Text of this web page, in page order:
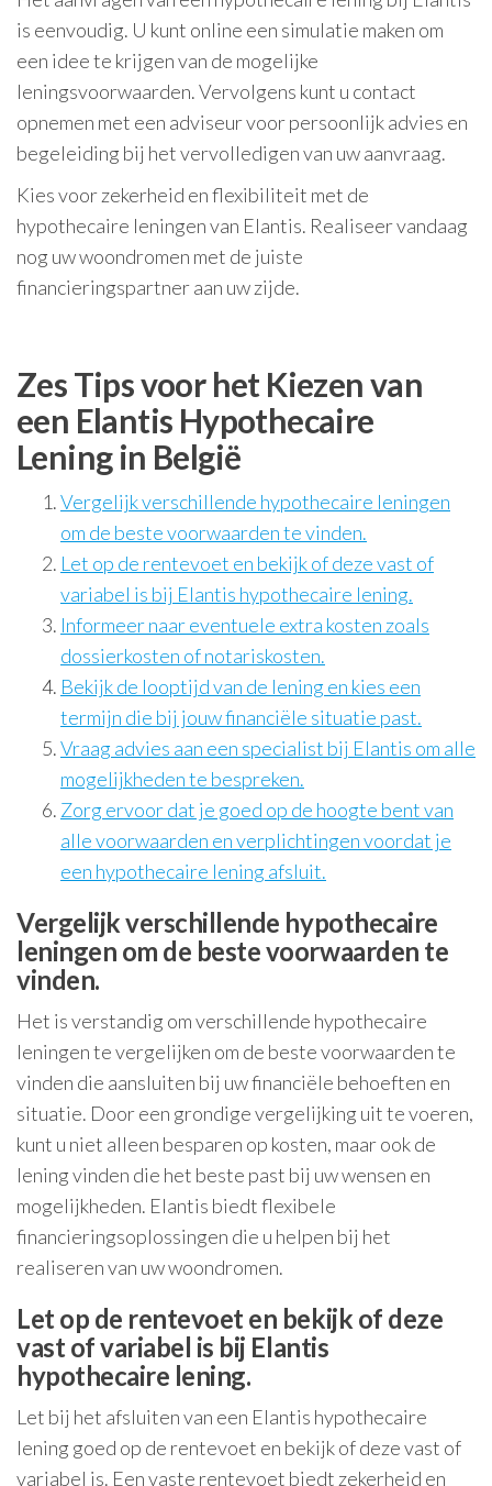
is eenvoudig. U kunt online een simulatie maken om
een idee te krijgen van de mogelijke
leningsvoorwaarden. Vervolgens kunt u contact
opnemen met een adviseur voor persoonlijk advies en
begeleiding bij het vervolledigen van uw aanvraag.
Kies voor zekerheid en flexibiliteit met de
hypothecaire leningen van Elantis. Realiseer vandaag
nog uw woondromen met de juiste
financieringspartner aan uw zijde.
Zes Tips voor het Kiezen van
een Elantis Hypothecaire
Lening in België
Vergelijk verschillende hypothecaire leningen
om de beste voorwaarden te vinden.
Let op de rentevoet en bekijk of deze vast of
variabel is bij Elantis hypothecaire lening.
Informeer naar eventuele extra kosten zoals
dossierkosten of notariskosten.
Bekijk de looptijd van de lening en kies een
termijn die bij jouw financiële situatie past.
Vraag advies aan een specialist bij Elantis om alle
mogelijkheden te bespreken.
Zorg ervoor dat je goed op de hoogte bent van
alle voorwaarden en verplichtingen voordat je
een hypothecaire lening afsluit.
Vergelijk verschillende hypothecaire
leningen om de beste voorwaarden te
vinden.
Het is verstandig om verschillende hypothecaire
leningen te vergelijken om de beste voorwaarden te
vinden die aansluiten bij uw financiële behoeften en
situatie. Door een grondige vergelijking uit te voeren,
kunt u niet alleen besparen op kosten, maar ook de
lening vinden die het beste past bij uw wensen en
mogelijkheden. Elantis biedt flexibele
financieringsoplossingen die u helpen bij het
realiseren van uw woondromen.
Let op de rentevoet en bekijk of deze
vast of variabel is bij Elantis
hypothecaire lening.
Let bij het afsluiten van een Elantis hypothecaire
lening goed op de rentevoet en bekijk of deze vast of
variabel is. Een vaste rentevoet biedt zekerheid en